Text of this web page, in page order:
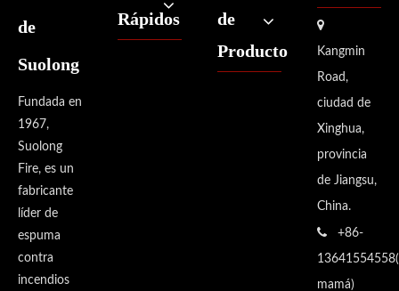
de
Suolong
Fundada en
1967,
Suolong
Fire, es un
fabricante
líder de
espuma
contra
incendios
Rápidos
de
Producto

Kangmin
Road,
ciudad de
Xinghua,
provincia
de Jiangsu,
China.
 +86-
mamá)